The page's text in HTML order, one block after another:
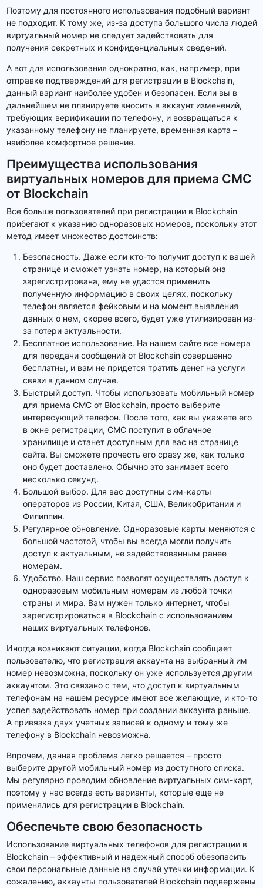
Поэтому для постоянного использования подобный вариант
не подходит. К тому же, из-за доступа большого числа людей
виртуальный номер не следует задействовать для
получения секретных и конфиденциальных сведений.
А вот для использования однократно, как, например, при
отправке подтверждений для регистрации в Blockchain,
данный вариант наиболее удобен и безопасен. Если вы в
дальнейшем не планируете вносить в аккаунт изменений,
требующих верификации по телефону, и возвращаться к
указанному телефону не планируете, временная карта –
наиболее комфортное решение.
Преимущества использования
виртуальных номеров для приема СМС
от Blockchain
Все больше пользователей при регистрации в Blockchain
прибегают к указанию одноразовых номеров, поскольку этот
метод имеет множество достоинств:
Безопасность. Даже если кто-то получит доступ к вашей
странице и сможет узнать номер, на который она
зарегистрирована, ему не удастся применить
полученную информацию в своих целях, поскольку
телефон является фейковым и на момент выявления
данных о нем, скорее всего, будет уже утилизирован из-
за потери актуальности.
Бесплатное использование. На нашем сайте все номера
для передачи сообщений от Blockchain совершенно
бесплатны, и вам не придется тратить денег на услуги
связи в данном случае.
Быстрый доступ. Чтобы использовать мобильный номер
для приема СМС от Blockchain, просто выберите
интересующий телефон. После того, как вы укажете его
в окне регистрации, СМС поступит в облачное
хранилище и станет доступным для вас на странице
сайта. Вы сможете прочесть его сразу же, как только
оно будет доставлено. Обычно это занимает всего
несколько секунд.
Большой выбор. Для вас доступны сим-карты
операторов из России, Китая, США, Великобритании и
Филиппин.
Регулярное обновление. Одноразовые карты меняются с
большой частотой, чтобы вы всегда могли получить
доступ к актуальным, не задействованным ранее
номерам.
Удобство. Наш сервис позволят осуществлять доступ к
одноразовым мобильным номерам из любой точки
страны и мира. Вам нужен только интернет, чтобы
зарегистрироваться в Blockchain с использованием
наших виртуальных телефонов.
Иногда возникают ситуации, когда Blockchain сообщает
пользователю, что регистрация аккаунта на выбранный им
номер невозможна, поскольку он уже используется другим
аккаунтом. Это связано с тем, что доступ к виртуальным
телефонам на нашем ресурсе имеют все желающие, и кто-то
успел задействовать номер при создании аккаунта раньше.
А привязка двух учетных записей к одному и тому же
телефону в Blockchain невозможна.
Впрочем, данная проблема легко решается – просто
выберите другой мобильный номер из доступного списка.
Мы регулярно проводим обновление виртуальных сим-карт,
поэтому у нас всегда есть варианты, которые еще не
применялись для регистрации в Blockchain.
Обеспечьте свою безопасность
Использование виртуальных телефонов для регистрации в
Blockchain – эффективный и надежный способ обезопасить
свои персональные данные на случай утечки информации. К
сожалению, аккаунты пользователей Blockchain подвержены